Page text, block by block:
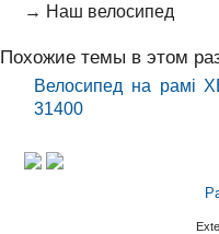
→ Наш велосипед
Похожие темы в этом
Велосипед на рамі
31400